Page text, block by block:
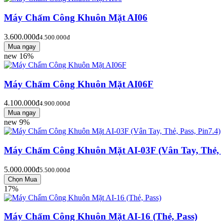
Máy Chấm Công Khuôn Mặt AI06
3.600.000đ4.500.000đ
new 16%
Máy Chấm Công Khuôn Mặt AI06F
4.100.000đ4.900.000đ
new 9%
Máy Chấm Công Khuôn Mặt AI-03F (Vân Tay, Thẻ,
5.000.000đ5.500.000đ
17%
Máy Chấm Công Khuôn Mặt AI-16 (Thẻ, Pass)